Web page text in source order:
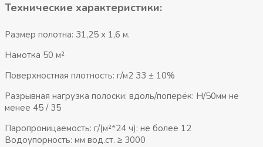
Технические характеристики:
Размер полотна: 31,25 х 1,6 м.
Намотка 50 м²
Поверхностная плотность: г/м2 33 ± 10%
Разрывная нагрузка полоски: вдоль/поперёк: H/50мм не
менее 45 / 35
Паропроницаемость: г/(м²*24 ч): не более 12
Водоупорность: мм вод.ст. ≥ 3000